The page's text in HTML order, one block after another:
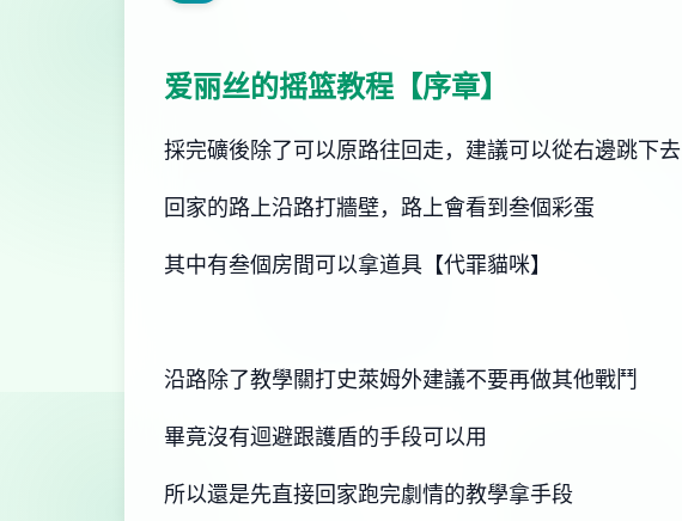
爱丽丝的摇篮教程【序章】
採完礦後除了可以原路往回走，建議可以從右邊跳下去
回家的路上沿路打牆壁，路上會看到叁個彩蛋
其中有叁個房間可以拿道具【代罪貓咪】
沿路除了教學關打史萊姆外建議不要再做其他戰鬥
畢竟沒有迴避跟護盾的手段可以用
所以還是先直接回家跑完劇情的教學拿手段